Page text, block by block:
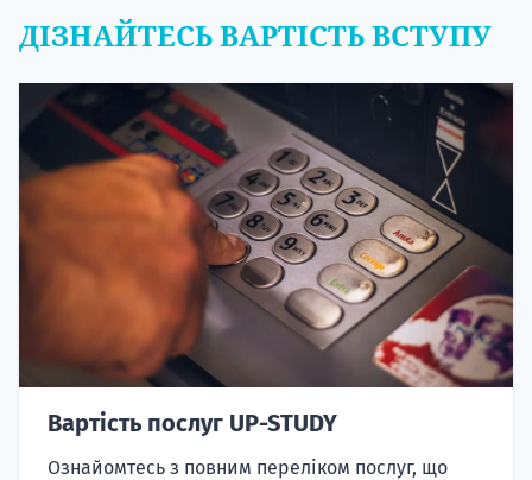
ДІЗНАЙТЕСЬ ВАРТІСТЬ ВСТУПУ
Вартість послуг UP-STUDY
Ознайомтесь з повним переліком послуг, що